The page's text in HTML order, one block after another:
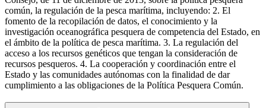
común, la regulación de la pesca marítima, incluyendo: 2. El
fomento de la recopilación de datos, el conocimiento y la
investigación oceanográfica pesquera de competencia del Estado, en
el ámbito de la política de pesca marítima. 3. La regulación del
acceso a los recursos genéticos que tengan la consideración de
recursos pesqueros. 4. La cooperación y coordinación entre el
Estado y las comunidades autónomas con la finalidad de dar
cumplimiento a las obligaciones de la Política Pesquera Común.